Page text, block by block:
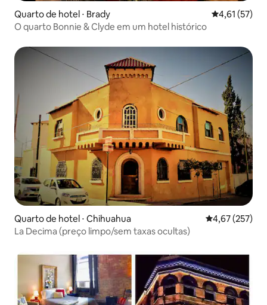
Quarto de hotel ⋅ Brady 4,61 de uma
4,61 (57)
O quarto Bonnie & Clyde em um hotel histórico
Quarto de hotel ⋅ Chihuahua 4,67 de uma
4,67 (257)
La Decima (preço limpo/sem taxas ocultas)